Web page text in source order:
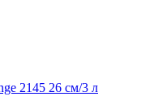
2145 26 см/3 л